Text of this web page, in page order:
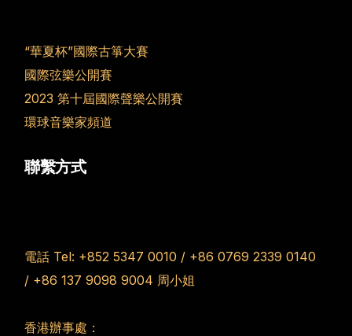
“華夏杯”國際古箏大賽
國際弦樂公開賽
2023 第十屆國際聲樂公開賽
環球音樂家頻道
聯繫方式
電話 Tel: +852 5347 0010 / +86 0769 2339 0140
/ +86 137 9098 9004 周小姐
香港辦事處：